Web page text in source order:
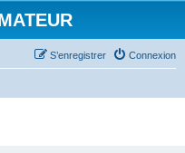
Connexion
S’enregistrer